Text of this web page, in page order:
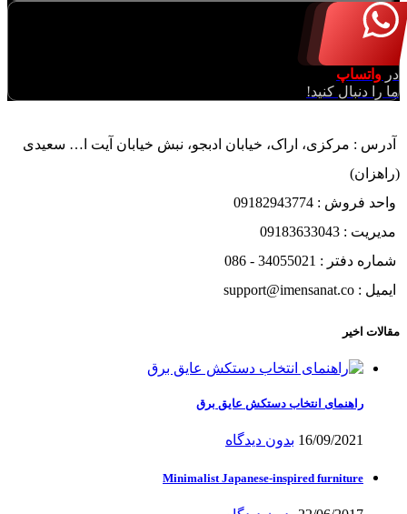
در واتساپ
ما را دنبال کنید!
آدرس : مرکزی، اراک، خیابان ادبجو، نبش خیابان آیت ا… سعیدی
(راهزان)
واحد فروش : 09182943774
مدیریت : 09183633043
شماره دفتر : 34055021 - 086
ایمیل : support@imensanat.co
مقالات اخیر
راهنمای انتخاب دستکش عایق برق
16/09/2021 بدون دیدگاه
Minimalist Japanese-inspired furniture